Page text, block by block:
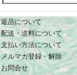
返品について
配送・送料について
支払い方法について
メルマガ登録・解除
お問合せ